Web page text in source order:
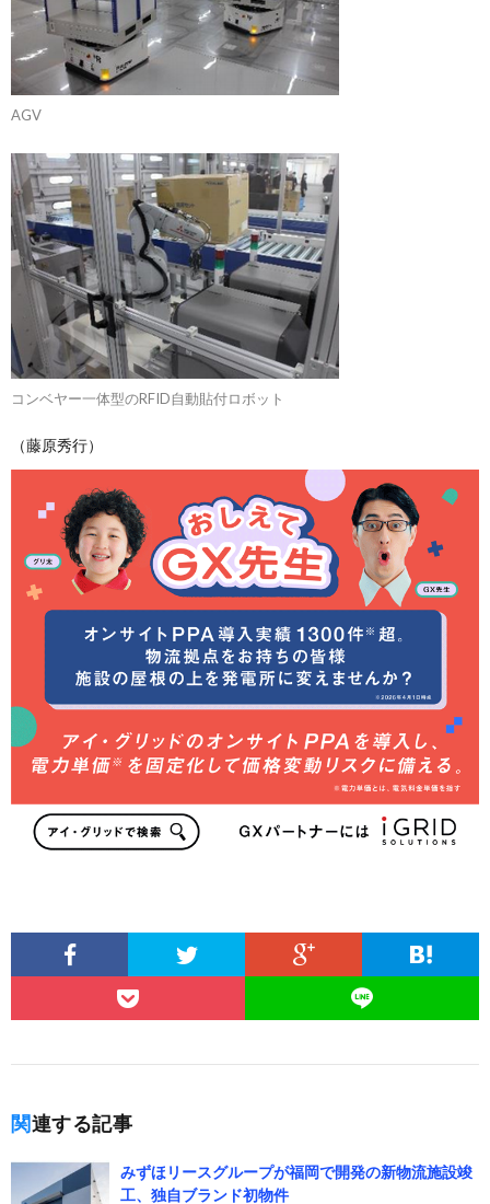
AGV
コンベヤー一体型のRFID自動貼付ロボット
（藤原秀行）
関連する記事
みずほリースグループが福岡で開発の新物流施設竣
工、独自ブランド初物件